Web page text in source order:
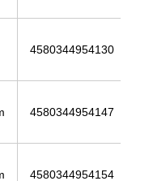
4580344954130
4580344954147
4580344954154